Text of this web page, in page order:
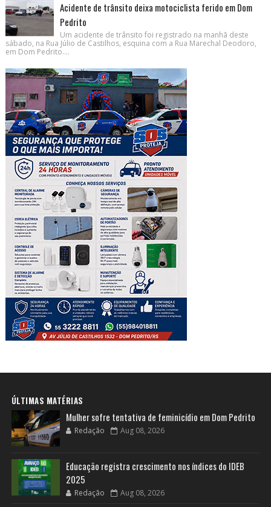
Acidente de trânsito deixa motociclista ferido em Dom
Pedrito
Um acidente de trânsito foi registrado na manhã deste
sábado, na Rua Júlio de Castilhos, esquina com a Rua Marechal Deodoro,
em Dom Pedrito....
ÚLTIMAS MATÉRIAS
Mulher sofre tentativa de feminicídio em Dom Pedrito
Redação Aug 08, 2026
Educação registra crescimento nos índices do IDEB
2025
Redação Aug 08, 2026